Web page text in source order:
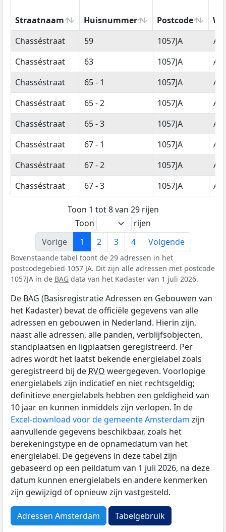
Straatnaam Huisnummer Postcode
Straatnaam
Huisnummer Postcode
Chasséstraat 59 1057JA
Chasséstraat
63 1057JA
Chasséstraat
65 - 1 1057JA
Chasséstraat
65 - 2 1057JA
Chasséstraat
65 - 3 1057JA
Chasséstraat
67 - 1 1057JA
Chasséstraat
67 - 2 1057JA
Chasséstraat
67 - 3 1057JA
Toon 1 tot 8 van 29 rijen
Toon
rijen
Vorige
1 2 3 4 Volgende
Bovenstaande tabel toont de 29 adressen in het
postcodegebied 1057 JA. Dit zijn alle adressen met postcode
1057JA in de BAG data van het Kadaster van 1 juli 2026.
De BAG (Basisregistratie Adressen en Gebouwen van
het Kadaster) bevat de officiële gegevens van alle
adressen en gebouwen in Nederland. Hierin zijn,
naast alle adressen, alle panden, verblijfsobjecten,
standplaatsen en ligplaatsen geregistreerd. Per
adres wordt het laatst bekende energielabel zoals
geregistreerd bij de RVO weergegeven. Voorlopige
energielabels zijn indicatief en niet rechtsgeldig;
definitieve energielabels hebben een geldigheid van
10 jaar en kunnen inmiddels zijn verlopen. In de
Excel-download voor de gemeente Amsterdam zijn
aanvullende gegevens beschikbaar, zoals het
berekeningstype en de opnamedatum van het
energielabel. De gegevens in deze tabel zijn
gebaseerd op een peildatum van 1 juli 2026, na deze
datum kunnen energielabels en andere kenmerken
zijn gewijzigd of opnieuw zijn vastgesteld.
Adressen Amsterdam Tabelgebruik